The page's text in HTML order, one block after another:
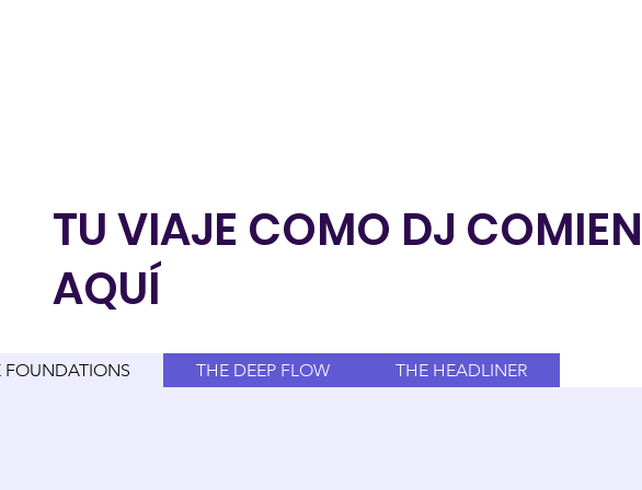
TU VIAJE COMO DJ
AQUÍ
FOUNDATIONS THE DEEP FLOW THE HEADLINER